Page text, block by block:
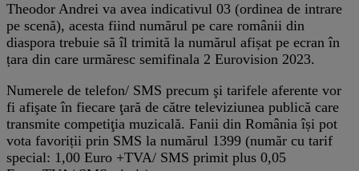
Theodor Andrei va avea indicativul 03 (ordinea de intrare
pe scenă), acesta fiind numărul pe care românii din
diaspora trebuie să îl trimită la numărul afișat pe ecran în
țara din care urmăresc semifinala 2 Eurovision 2023.
Numerele de telefon/ SMS precum şi tarifele aferente vor
fi afişate în fiecare ţară de către televiziunea publică care
transmite competiţia muzicală. Fanii din România își pot
vota favoriții prin SMS la numărul 1399 (număr cu tarif
special: 1,00 Euro +TVA/ SMS primit plus 0,05